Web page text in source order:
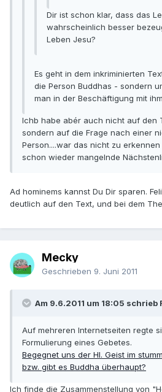
Dir ist schon klar, dass das
wahrscheinlich besser
Leben Jesu?
Es geht in dem inkriminierten
die Person Buddhas - sondern
man in der Beschäftigung mit
Ichb habe abér auch nicht auf den
sondern auf die Frage nach einer
Person....war das nicht zu
schon wieder mangelnde
Ad hominems kannst Du Dir sparen.
deutlich auf den Text, und bei dem
Mecky
Geschrieben 9. Juni 2011
Am 9.6.2011 um 18:05 schrieb
Auf mehreren Internetseiten regte
Formulierung eines Gebetes.
Begegnet uns der Hl. Geist im
bzw. gibt es Buddha überhaupt?
Ich finde die Zusammenstellung von